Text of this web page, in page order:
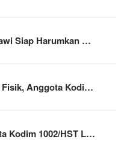
Siap Harumkan …
Fisik, Anggota Kodi…
Kodim 1002/HST L…